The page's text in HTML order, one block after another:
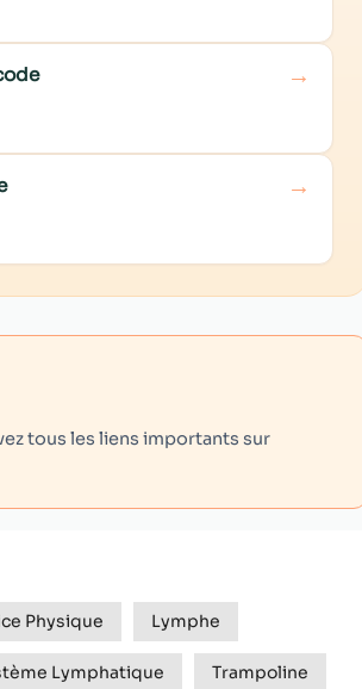
→
→
tous les liens importants sur
Physique Lymphe
Lymphatique Trampoline